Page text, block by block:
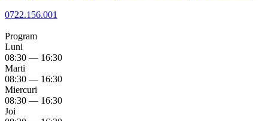
0722.156.001
Program
Luni
08:30 — 16:30
Marti
08:30 — 16:30
Miercuri
08:30 — 16:30
Joi